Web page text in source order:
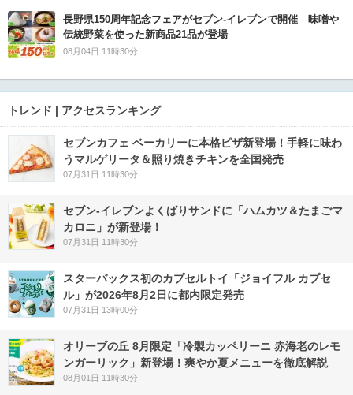
長野県150周年記念フェアがセブン-イレブンで開催 味噌や
伝統野菜を使った新商品21品が登場
08月04日 11時30分
トレンド | アクセスランキング
セブンカフェ ベーカリーに本格ピザ新登場！手軽に味わ
うマルゲリータ＆照り焼きチキンを全国発売
07月31日 11時30分
セブン‐イレブンよくばりサンドに「ハムカツ＆たまごマ
カロニ」が新登場！
07月31日 11時30分
スターバックス初のカプセルトイ「ジョイフル カプセ
ル」が2026年8月2日に都内限定発売
07月31日 13時00分
オリーブの丘 8月限定「冷製カッペリーニ 赤海老のレモ
ンガーリック」新登場！爽やか夏メニューを徹底解説
08月01日 11時30分